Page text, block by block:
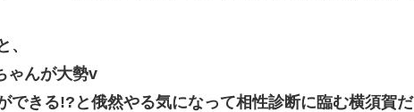
、
ゃんが大勢v
できる!?と俄然やる気になって相性診断に臨む横須賀だ